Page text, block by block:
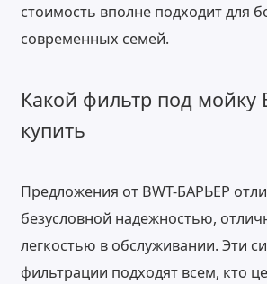
стоимость вполне подходит для
современных семей.
Какой фильтр под мойку
купить
Предложения от BWT-БАРЬЕР
безусловной надежностью,
легкостью в обслуживании. Эти
фильтрации подходят всем, кто